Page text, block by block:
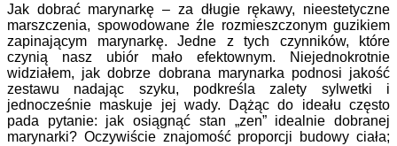
Jak dobrać marynarkę – za długie rękawy, nieestetyczne
marszczenia, spowodowane źle rozmieszczonym guzikiem
zapinającym marynarkę. Jedne z tych czynników, które
czynią nasz ubiór mało efektownym. Niejednokrotnie
widziałem, jak dobrze dobrana marynarka podnosi jakość
zestawu nadając szyku, podkreśla zalety sylwetki i
jednocześnie maskuje jej wady. Dążąc do ideału często
pada pytanie: jak osiągnąć stan „zen” idealnie dobranej
marynarki? Oczywiście znajomość proporcji budowy ciała;